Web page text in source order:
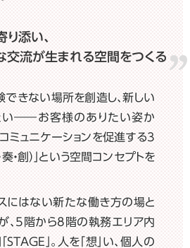
添い、
交流が生まれる空間をつくる
できない場所を創造し、新しい
い――お客様のありたい姿か
ミュニケーションを促進する3
・創）」という空間コンセプトを
にはない新たな働き方の場と
、5階から8階の執務エリア内
」。人を「想」い、個人の